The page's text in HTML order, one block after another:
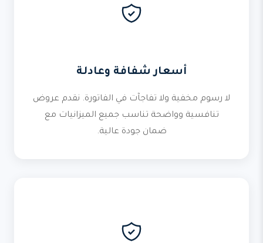
أسعار شفافة وعادلة
لا رسوم مخفية ولا تفاجآت في الفاتورة. نقدم عروض
تنافسية وواضحة تناسب جميع الميزانيات مع
ضمان جودة عالية.